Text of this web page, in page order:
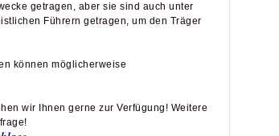
getragen, aber sie sind auch unter
Führern getragen, um den Träger
können möglicherweise
wir Ihnen gerne zur Verfügung! Weitere